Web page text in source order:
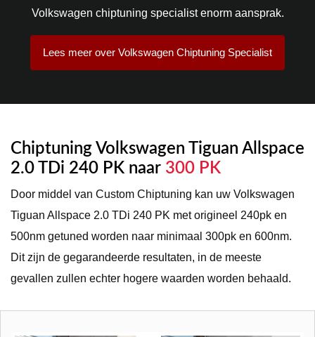
Volkswagen chiptuning specialist enorm aansprak.
Lees meer over Volkswagen Chiptuning Specialist
Chiptuning Volkswagen Tiguan Allspace
2.0 TDi 240 PK naar 300 PK
Door middel van Custom Chiptuning kan uw Volkswagen
Tiguan Allspace 2.0 TDi 240 PK met origineel 240pk en
500nm getuned worden naar minimaal 300pk en 600nm.
Dit zijn de gegarandeerde resultaten, in de meeste
gevallen zullen echter hogere waarden worden behaald.